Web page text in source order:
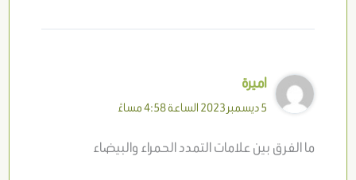
اميرة
5 ديسمبر 2023 الساعة 4:58 مساءً
ما الفرق بين علامات التمدد الحمراء والبيضاء